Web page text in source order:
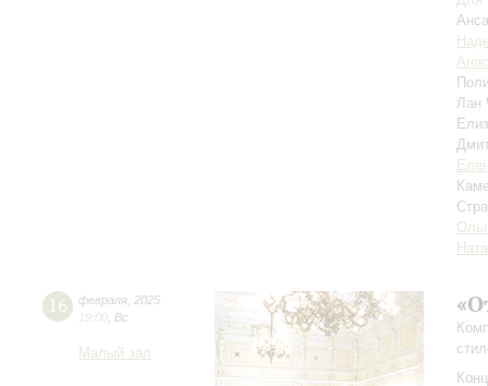
Лан
16 февраля 2025
19:00 Вс
Малый зал